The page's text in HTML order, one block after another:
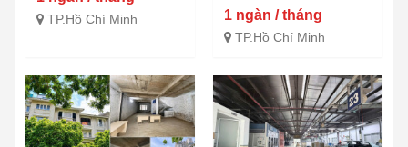
TP.Hồ Chí Minh
1 ngàn / tháng
TP.Hồ Chí Minh